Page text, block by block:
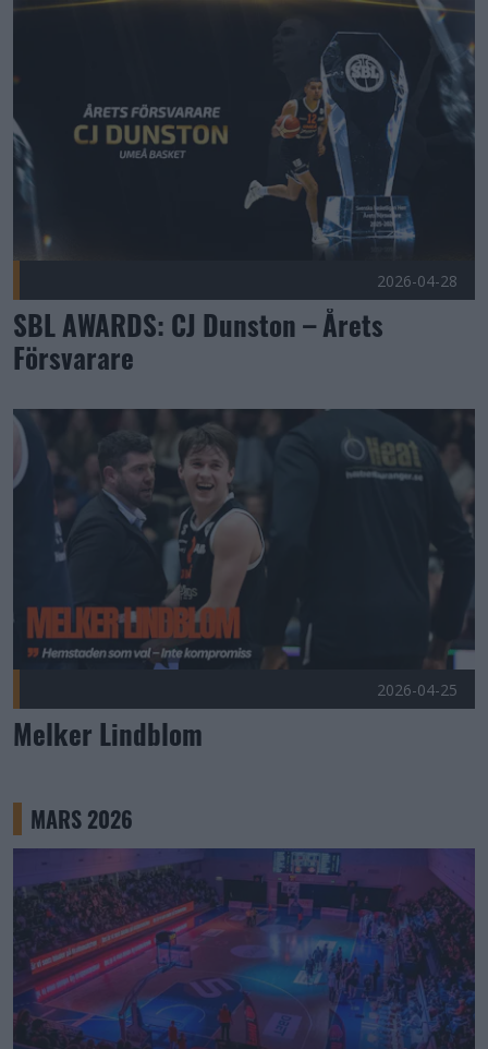
SBL AWARDS: CJ Dunston – Årets Försvarare Publicerad
2026-04-28
SBL AWARDS: CJ Dunston – Årets
Försvarare
Melker Lindblom Publicerad 2026-04-25
2026-04-25
Melker Lindblom
MARS 2026
Tack till er som sponsrade Gratismatchen Publicerad 2026-